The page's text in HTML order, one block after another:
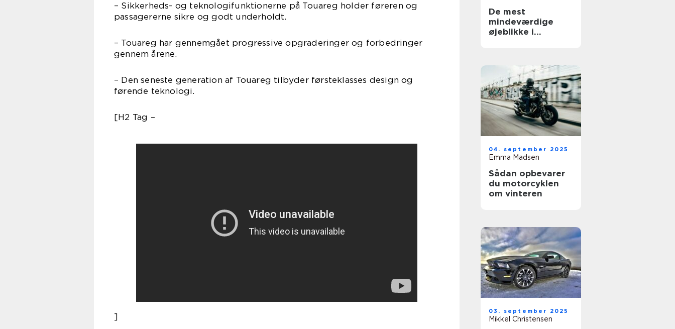
– Sikkerheds- og teknologifunktionerne på Touareg holder føreren og
passagererne sikre og godt underholdt.
– Touareg har gennemgået progressive opgraderinger og forbedringer
gennem årene.
– Den seneste generation af Touareg tilbyder førsteklasses design og
førende teknologi.
[H2 Tag –
]
De mest
mindeværdige
øjeblikke i
04. september 2025
Emma Madsen
Sådan opbevarer
du motorcyklen
om vinteren
03. september 2025
Mikkel Christensen